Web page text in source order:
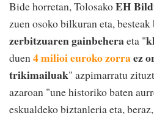
Bide horretan, TolosakoEH
zuen osoko bilkuran eta, besteak
zerbitzuaren gainbeheraeta "
duen4 milioi euroko zorraez
trikimailuak" azpimarratu
azaroan "une historiko baten
eskualdeko biztanleria eta,